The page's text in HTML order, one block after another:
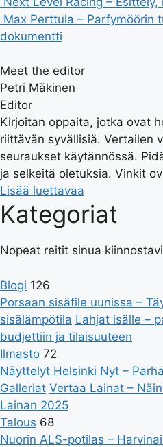
Max Perttula – Parfymöörin
dokumentti
Meet the editor
Petri Mäkinen
Editor
Kirjoitan oppaita, jotka ovat
riittävän syvällisiä. Vertailen
seuraukset käytännössä.
ja selkeitä oletuksia. Vinkit
Lisää luettavaa
Kategoriat
Nopeat reitit sinua
Blogi 126
Porsaan sisäfile uunissa –
sisälämpötila Lahjat isälle –
budjettiin ja tilaisuuteen
Ilmasto 72
Näyttelyt Helsinki Nyt –
Galleriat Vertaa Lainat –
Lainan 2025
Talous 68
Nuorin ALS-potilas –